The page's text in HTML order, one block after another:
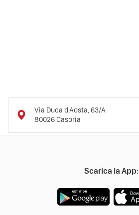
Via Duca d'Aosta, 63/A
80026Casoria
Scarica la App: